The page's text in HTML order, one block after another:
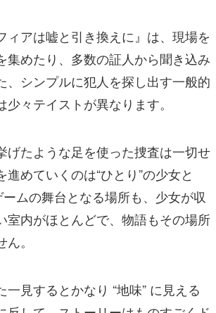
ィアは嘘と引き換えに』は、現場を
集めたり、多数の証人から聞き込み
、シンプルに犯人を探し出す一般的
々テイストが異なります。
げたような足を使った捜査は一切せ
めていくのは“ひとり”の少女と
ームの舞台となる場所も、少女が収
室内がほとんどで、物語もその場所
。
一見するとかなり “地味” に見える